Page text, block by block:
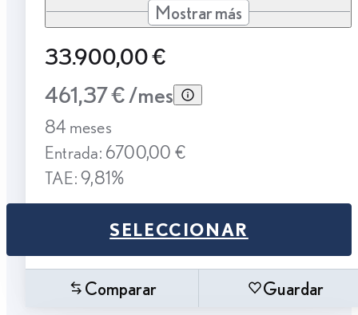
Mostrar más
33.900,00 €
461,37 € /mes
84 meses
Entrada: 6700,00 €
TAE: 9,81%
SELECCIONAR
Comparar Guardar